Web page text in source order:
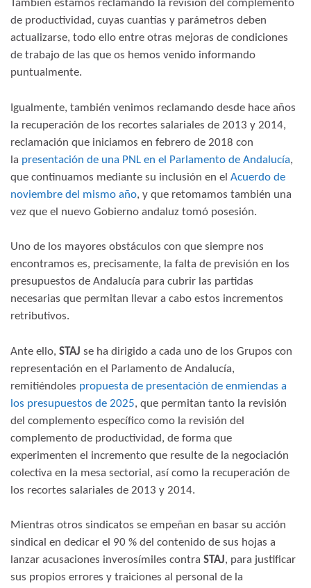
También estamos reclamando la revisión del complemento
de productividad, cuyas cuantías y parámetros deben
actualizarse, todo ello entre otras mejoras de condiciones
de trabajo de las que os hemos venido informando
puntualmente.
Igualmente, también venimos reclamando desde hace años
la recuperación de los recortes salariales de 2013 y 2014,
reclamación que iniciamos en febrero de 2018 con
la presentación de una PNL en el Parlamento de Andalucía,
que continuamos mediante su inclusión en el Acuerdo de
noviembre del mismo año, y que retomamos también una
vez que el nuevo Gobierno andaluz tomó posesión.
Uno de los mayores obstáculos con que siempre nos
encontramos es, precisamente, la falta de previsión en los
presupuestos de Andalucía para cubrir las partidas
necesarias que permitan llevar a cabo estos incrementos
retributivos.
Ante ello, STAJ se ha dirigido a cada uno de los Grupos con
representación en el Parlamento de Andalucía,
remitiéndoles propuesta de presentación de enmiendas a
los presupuestos de 2025, que permitan tanto la revisión
del complemento específico como la revisión del
complemento de productividad, de forma que
experimenten el incremento que resulte de la negociación
colectiva en la mesa sectorial, así como la recuperación de
los recortes salariales de 2013 y 2014.
Mientras otros sindicatos se empeñan en basar su acción
sindical en dedicar el 90 % del contenido de sus hojas a
lanzar acusaciones inverosímiles contra STAJ, para justificar
sus propios errores y traiciones al personal de la